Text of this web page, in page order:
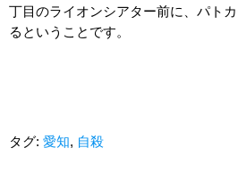
丁目のライオンシアター前に、パト
るということです。
タグ: 愛知, 自殺